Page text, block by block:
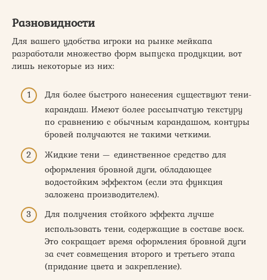
Разновидности
Для вашего удобства игроки на рынке мейкапа
разработали множество форм выпуска продукции, вот
лишь некоторые из них:
Для более быстрого нанесения существуют тени-
карандаш. Имеют более рассыпчатую текстуру
по сравнению с обычным карандашом, контуры
бровей получаются не такими четкими.
Жидкие тени — единственное средство для
оформления бровной дуги, обладающее
водостойким эффектом (если эта функция
заложена производителем).
Для получения стойкого эффекта лучше
использовать тени, содержащие в составе воск.
Это сокращает время оформления бровной дуги
за счет совмещения второго и третьего этапа
(придание цвета и закрепление).